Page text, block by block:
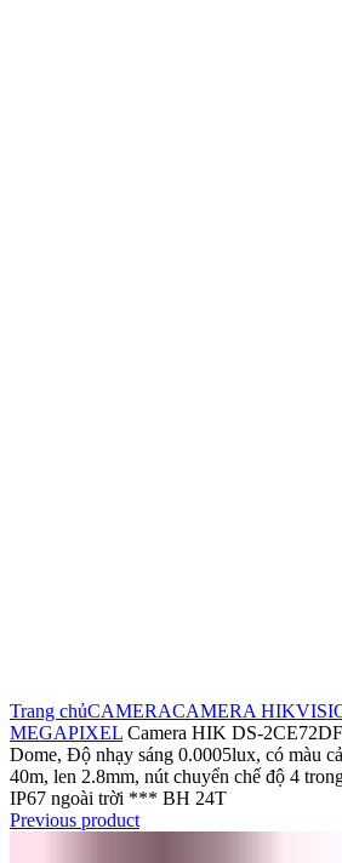
Trang chủCAMERACAMERA
MEGAPIXEL Camera HIK DS-
Dome, Độ nhạy sáng 0.0005lux, có màu
40m, len 2.8mm, nút chuyển chế độ 4
IP67 ngoài trời *** BH 24T
Previous product